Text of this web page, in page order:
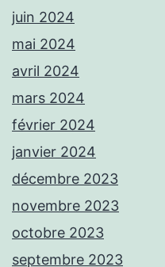
juin 2024
mai 2024
avril 2024
mars 2024
février 2024
janvier 2024
décembre 2023
novembre 2023
octobre 2023
septembre 2023